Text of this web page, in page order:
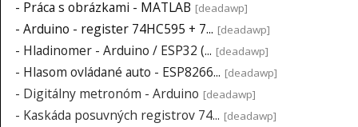
- Práca s obrázkami - MATLAB [deadawp]
- Arduino - register 74HC595 + 7... [deadawp]
- Hladinomer - Arduino / ESP32 (... [deadawp]
- Hlasom ovládané auto - ESP8266... [deadawp]
- Digitálny metronóm - Arduino [deadawp]
- Kaskáda posuvných registrov 74... [deadawp]